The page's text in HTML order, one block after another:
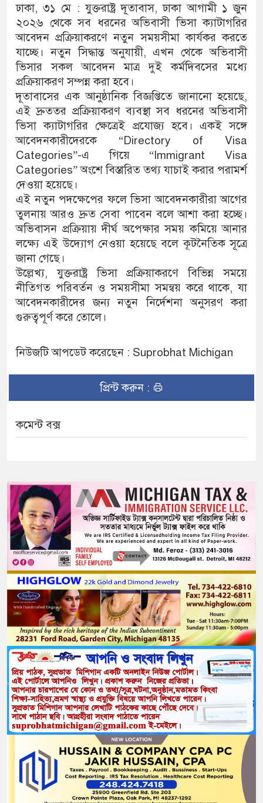
ঢাকা, ৩১ মে : যুক্তরাষ্ট্র দূতাবাস, ঢাকা আগামী ১ জুন
২০২৬ থেকে সব ধরনের অভিবাসী ভিসা ক্যাটাগরির
আবেদন প্রক্রিয়াকরণে নতুন সময়সীমা কার্যকর করতে
যাচ্ছে। নতুন সিদ্ধান্ত অনুযায়ী, এখন থেকে অভিবাসী
ভিসার সকল আবেদন মাত্র দুই কর্মদিবসের মধ্যে
প্রক্রিয়াকরণ সম্পন্ন করা হবে।
দূতাবাসের এক আনুষ্ঠানিক বিজ্ঞপ্তিতে জানানো হয়েছে,
এই দ্রুততর প্রক্রিয়াকরণ ব্যবস্থা সব ধরনের অভিবাসী
ভিসা ক্যাটাগরির ক্ষেত্রেই প্রযোজ্য হবে। একই সঙ্গে
আবেদনকারীদেরকে “Directory of Visa
Categories”-এ গিয়ে “Immigrant Visa
Categories” অংশে বিস্তারিত তথ্য যাচাই করার পরামর্শ
দেওয়া হয়েছে।
এই নতুন পদক্ষেপের ফলে ভিসা আবেদনকারীরা আগের
তুলনায় আরও দ্রুত সেবা পাবেন বলে আশা করা হচ্ছে।
অভিবাসন প্রক্রিয়ায় দীর্ঘ অপেক্ষার সময় কমিয়ে আনার
লক্ষ্যে এই উদ্যোগ নেওয়া হয়েছে বলে কূটনৈতিক সূত্রে
জানা গেছে।
উল্লেখ্য, যুক্তরাষ্ট্র ভিসা প্রক্রিয়াকরণে বিভিন্ন সময়ে
নীতিগত পরিবর্তন ও সময়সীমা সমন্বয় করে থাকে, যা
আবেদনকারীদের জন্য নতুন নির্দেশনা অনুসরণ করা
গুরুত্বপূর্ণ করে তোলে।
নিউজটি আপডেট করেছেন : Suprobhat Michigan
প্রিন্ট করুন :
কমেন্ট বক্স